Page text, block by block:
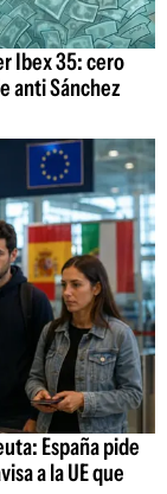
Ibex 35: cero
anti Sánchez
España pide
a la UE que